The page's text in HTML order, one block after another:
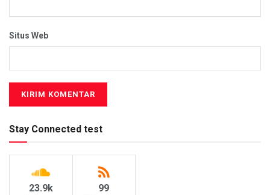
Situs Web
Stay Connected test
23.9k 99